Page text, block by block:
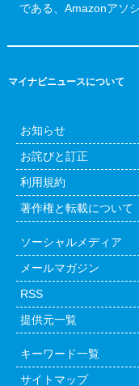
である、Amazonアソ
マイナビニュースについて
お知らせ
お詫びと訂正
利用規約
著作権と転載について
ソーシャルメディア
メールマガジン
RSS
提供元一覧
キーワード一覧
サイトマップ